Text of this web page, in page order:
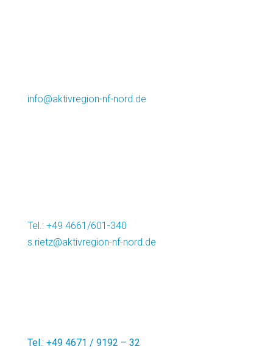
info@aktivregion-nf-nord.de
Tel.: +49 4661/601-340
s.rietz@aktivregion-nf-nord.de
Tel.: +49 4671 / 9192 – 32